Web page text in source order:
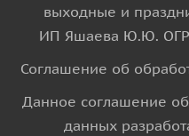
выходные и
ИП Яшаева Ю.Ю.
Соглашение об
Данное соглашение
данных